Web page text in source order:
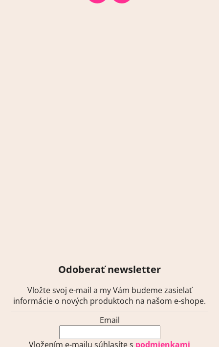
Odoberať newsletter
Vložte svoj e-mail a my Vám budeme zasielať
informácie o nových produktoch na našom e-shope.
Email
Vložením e-mailu súhlasíte s podmienkami